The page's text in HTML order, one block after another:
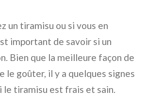
un tiramisu ou si vous en
important de savoir si un
Bien que la meilleure façon de
le goûter, il y a quelques signes
le tiramisu est frais et sain.